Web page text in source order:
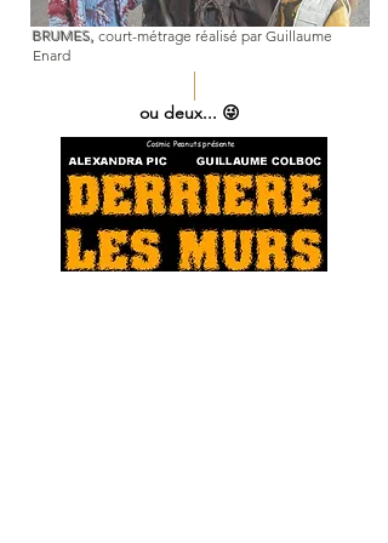
BRUMES, court-métrage réalisé par Guillaume
Enard
ou deux... 😜